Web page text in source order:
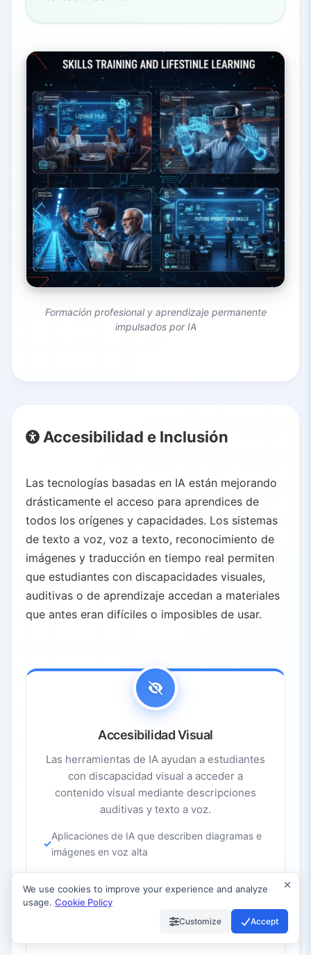
Formación profesional y aprendizaje permanente
impulsados por IA
Accesibilidad e Inclusión
Las tecnologías basadas en IA están mejorando
drásticamente el acceso para aprendices de
todos los orígenes y capacidades. Los sistemas
de texto a voz, voz a texto, reconocimiento de
imágenes y traducción en tiempo real permiten
que estudiantes con discapacidades visuales,
auditivas o de aprendizaje accedan a materiales
que antes eran difíciles o imposibles de usar.
Accesibilidad Visual
Las herramientas de IA ayudan a estudiantes
con discapacidad visual a acceder a
contenido visual mediante descripciones
auditivas y texto a voz.
Aplicaciones de IA que describen diagramas e
imágenes en voz alta
mejorada por IA
Generación automática de texto alternativo
We use cookies to improve your experience and analyze
usage. Cookie Policy
Customize Accept